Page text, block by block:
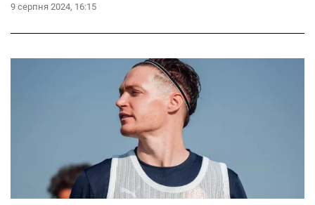
9 серпня 2024, 16:15